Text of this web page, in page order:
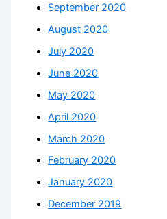
September 2020
August 2020
July 2020
June 2020
May 2020
April 2020
March 2020
February 2020
January 2020
December 2019